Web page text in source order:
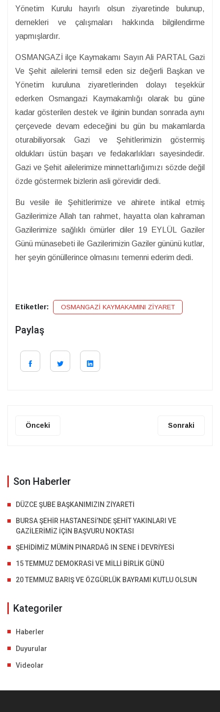
Yönetim Kurulu hayırlı olsun ziyaretinde bulunup,
dernekleri ve çalışmaları hakkında bilgilendirme
yapmışlardır.
OSMANGAZİ ilçe Kaymakamı Sayın Ali PARTAL Gazi
Ve Şehit ailelerini temsil eden siz değerli Başkan ve
Yönetim kuruluna ziyaretlerinden dolayı teşekkür
ederken Osmangazi Kaymakamlığı olarak bu güne
kadar gösterilen destek ve ilginin bundan sonrada aynı
çerçevede devam edeceğini bu gün bu makamlarda
oturabiliyorsak Gazi ve Şehitlerimizin göstermiş
oldukları üstün başarı ve fedakarlıkları sayesindedir.
Gazi ve Şehit ailelerimize minnettarlığımızı sözde değil
özde göstermek bizlerin asli görevidir dedi.
Bu vesile ile Şehitlerimize ve ahirete intikal etmiş
Gazilerimize Allah tan rahmet, hayatta olan kahraman
Gazilerimize sağlıklı ömürler diler 19 EYLÜL Gaziler
Günü münasebeti ile Gazilerimizin Gaziler gününü kutlar,
her şeyin gönüllerince olmasını temenni ederim dedi.
Etiketler: OSMANGAZİ KAYMAKAMINI ZİYARET
Paylaş
Önceki Sonraki
Son Haberler
DÜZCE ŞUBE BAŞKANIMIZIN ZİYARETİ
BURSA ŞEHİR HASTANESİ’NDE ŞEHİT YAKINLARI VE
GAZİLERİMİZ İÇİN BAŞVURU NOKTASI
ŞEHİDİMİZ MÜMİN PINARDAĞ IN SENE İ DEVRİYESİ
15 TEMMUZ DEMOKRASİ VE MİLLİ BİRLİK GÜNÜ
20 TEMMUZ BARIŞ VE ÖZGÜRLÜK BAYRAMI KUTLU OLSUN
Kategoriler
Haberler
Duyurular
Videolar